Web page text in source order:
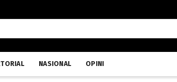
NASIONAL OPINI